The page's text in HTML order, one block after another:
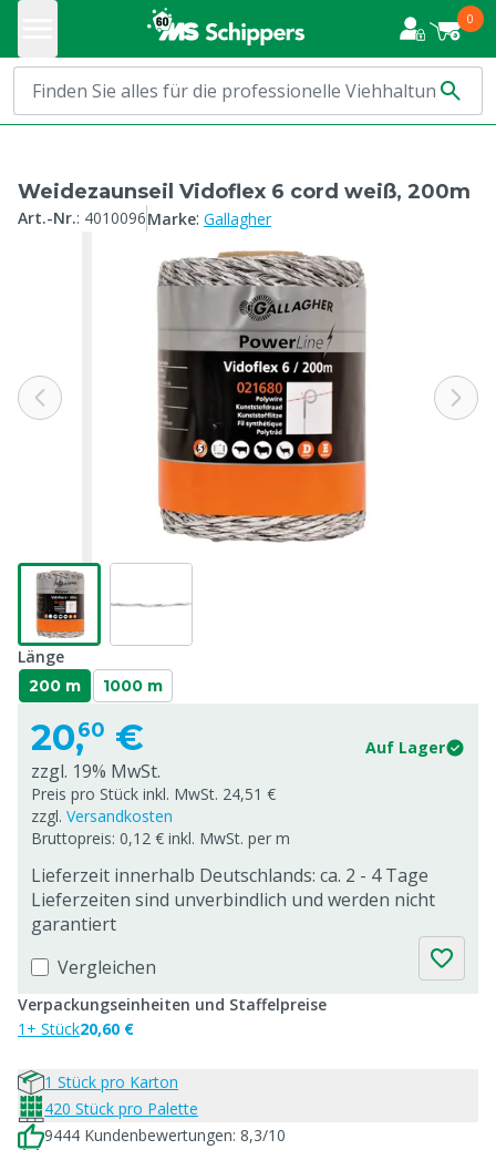
0
Weidezaunseil Vidoflex 6 cord weiß, 200m
Art.-Nr.: 4010096Marke: Gallagher
Länge
200 m 1000 m
20,60 € Auf Lager
zzgl. 19% MwSt.
Preis pro Stück inkl. MwSt. 24,51 €
zzgl. Versandkosten
Bruttopreis: 0,12 € inkl. MwSt. per m
Lieferzeit innerhalb Deutschlands: ca. 2 - 4 Tage
Lieferzeiten sind unverbindlich und werden nicht
garantiert
Vergleichen
Verpackungseinheiten und Staffelpreise
1+ Stück20,60 €
1 Stück pro Karton
420 Stück pro Palette
9444 Kundenbewertungen: 8,3/10